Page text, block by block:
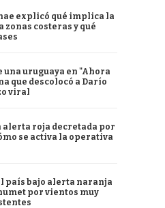
explicó qué implica la
costeras y qué
una uruguaya en "Ahora
que descolocó a Darío
viral
alerta roja decretada por
se activa la operativa
país bajo alerta naranja
por vientos muy